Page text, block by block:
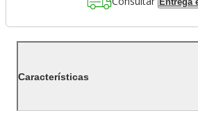
Características